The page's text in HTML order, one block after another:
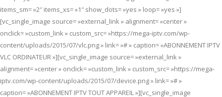
items_sm= »2″ items_xs= »1″ show_dots= »yes » loop= »yes »]
[vc_single_image source= »external_link » alignment= »center »
onclick= »custom_link » custom_src= »https://mega-iptv.com/wp-
content/uploads/2015/07/vlc.png » link= »# » caption= »ABONNEMENT IPTV
VLC ORDINATEUR »][vc_single_image source= »external_link »
alignment= »center » onclick= »custom_link » custom_src= »https://mega-
iptv.com/wp-content/uploads/2015/07/device.png » link= »# »
caption= »ABONNEMENT IPTV TOUT APPAREIL »][vc_single_image